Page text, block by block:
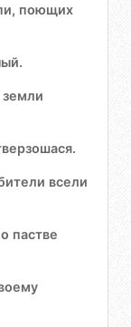
поющих
земли
всели
пастве